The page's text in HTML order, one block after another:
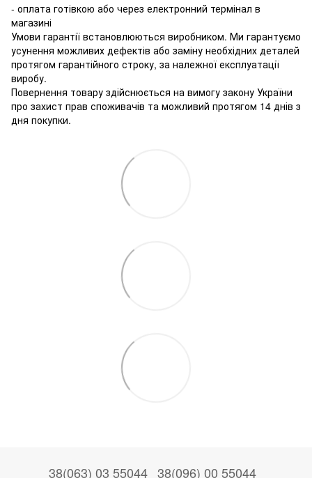
- оплата готівкою або через електронний термінал в
магазині
Умови гарантії встановлюються виробником. Ми гарантуємо
усунення можливих дефектів або заміну необхідних деталей
протягом гарантійного строку, за належної експлуатації
виробу.
Повернення товару здійснюється на вимогу закону України
про захист прав споживачів та можливий протягом 14 днів з
дня покупки.
38(063) 03 55044 38(096) 00 55044